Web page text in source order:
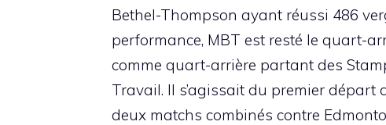
Bethel-Thompson ayant réussi 486
performance, MBT est resté le quart-
comme quart-arrière partant des
Travail. Il s’agissait du premier départ
deux matchs combinés contre